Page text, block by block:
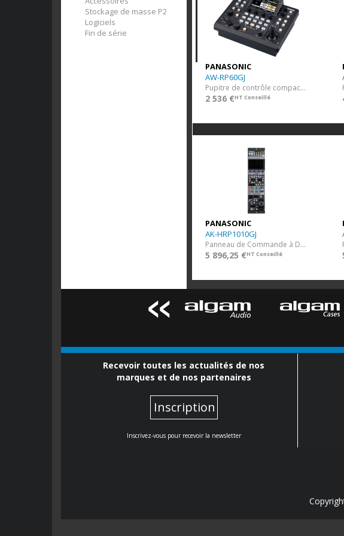
Stockage de masse P2
Logiciels
Fin de série
PANASONIC
AW-RP60GJ
Pupitre de contrôle compact (sans alim.)
2 536 €HT Conseillé
PANASONIC
AK-HRP1010GJ
Panneau de Commande à Distance
5 896,25 €HT Conseillé
Recevoir toutes les actualités de nos
marques et de nos partenaires
Inscription
Inscrivez-vous pour recevoir la newsletter